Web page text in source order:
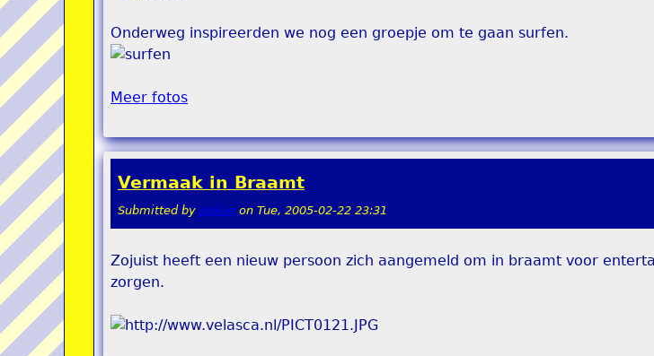
Onderweg inspireerden we nog een groepje om te gaan surfen.
Meer fotos
Vermaak in Braamt
Submitted by pokon on Tue, 2005-02-22 23:31
Zojuist heeft een nieuw persoon zich aangemeld om in braamt voor
zorgen.